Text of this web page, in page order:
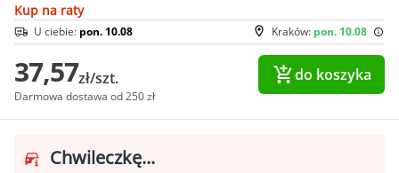
Kup na raty
Kraków: pon. 10.08
U ciebie: pon. 10.08
37,57zł/szt.
Darmowa dostawa od 250 zł
do koszyka
Chwileczkę...